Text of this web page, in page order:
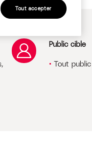
Public cible
Tout public
Tout accepter